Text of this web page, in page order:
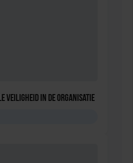
Veiligheid in de Organisatie